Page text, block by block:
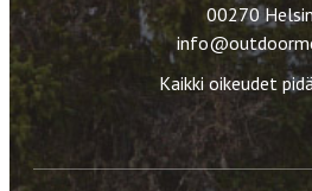
00270
Kaikki oikeudet